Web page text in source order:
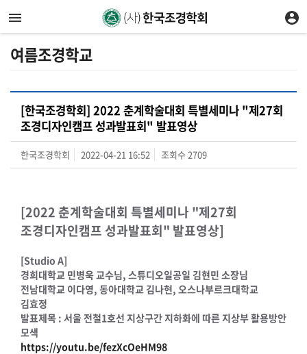
여름조경학교
[한국조경학회] 2022 춘계학술대회 특별세미나 "제27회
조경디자인캠프 성과발표회" 발표영상
한국조경학회 2022-04-21 16:52 조회수 2709
[2022 춘계학술대회 특별세미나 "제27회
조경디자인캠프 성과발표회" 발표영상]
[Studio A]
경희대학교 민병욱 교수님, 스튜디오일공일 김현민 소장님
전남대학교 이다영, 동아대학교 김나현, 오스나부르크대학교
김효정
발표제목 : 서울 전철1호선 지상구간 지하화에 따른 지상부 활용방안
모색
https://youtu.be/fezXcOeHM98